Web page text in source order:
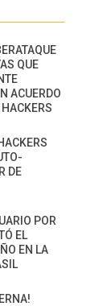
QUE
ACUERDO
DE
POR
EL
EN LA